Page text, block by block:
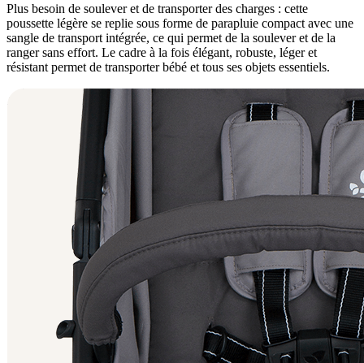
Plus besoin de soulever et de transporter des charges : cette
poussette légère se replie sous forme de parapluie compact avec une
sangle de transport intégrée, ce qui permet de la soulever et de la
ranger sans effort. Le cadre à la fois élégant, robuste, léger et
résistant permet de transporter bébé et tous ses objets essentiels.